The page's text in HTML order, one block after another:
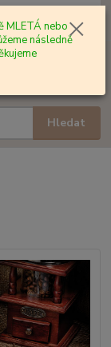
Hledat
za0,00 Kč
MLETÁ nebo
následně